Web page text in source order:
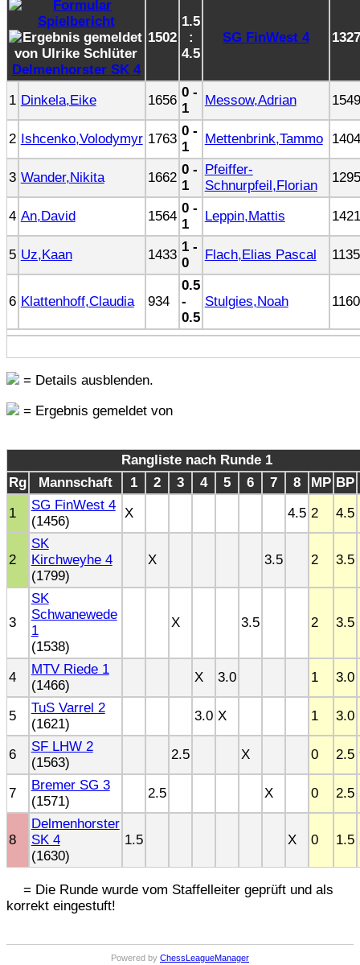
Delmenhorster SK 4
1502
1.5
:
4.5
SG FinWest 4 1327
1 Dinkela,Eike 1656
0 -
1
Messow,Adrian 1549
2 Ishcenko,Volodymyr 1763
0 -
1
Mettenbrink,Tammo 1404
3 Wander,Nikita 1662
0 -
1
Pfeiffer-
Schnurpfeil,Florian
1295
4 An,David 1564
0 -
1
Leppin,Mattis 1421
5 Uz,Kaan 1433
1 -
0
Flach,Elias Pascal 1135
6 Klattenhoff,Claudia 934
0.5
-
0.5
Stulgies,Noah 1160
= Details ausblenden.
= Ergebnis gemeldet von
Rangliste nach Runde 1
Rg
Mannschaft 1 2 3 4 5 6 7 8 MP BP
1
SG FinWest 4
(1456)
X 4.5 2 4.5
2
SK
Kirchweyhe 4
(1799)
X 3.5 2 3.5
3
SK
Schwanewede
1
(1538)
X 3.5 2 3.5
4
MTV Riede 1
(1466)
X 3.0 1 3.0
5
TuS Varrel 2
(1621)
3.0 X 1 3.0
6
SF LHW 2
(1563)
2.5 X 0 2.5
7
Bremer SG 3
(1571)
2.5 X 0 2.5
8
Delmenhorster
SK 4
(1630)
1.5 X 0 1.5
= Die Runde wurde vom Staffelleiter geprüft und als
korrekt eingestuft!
Powered by ChessLeagueManager